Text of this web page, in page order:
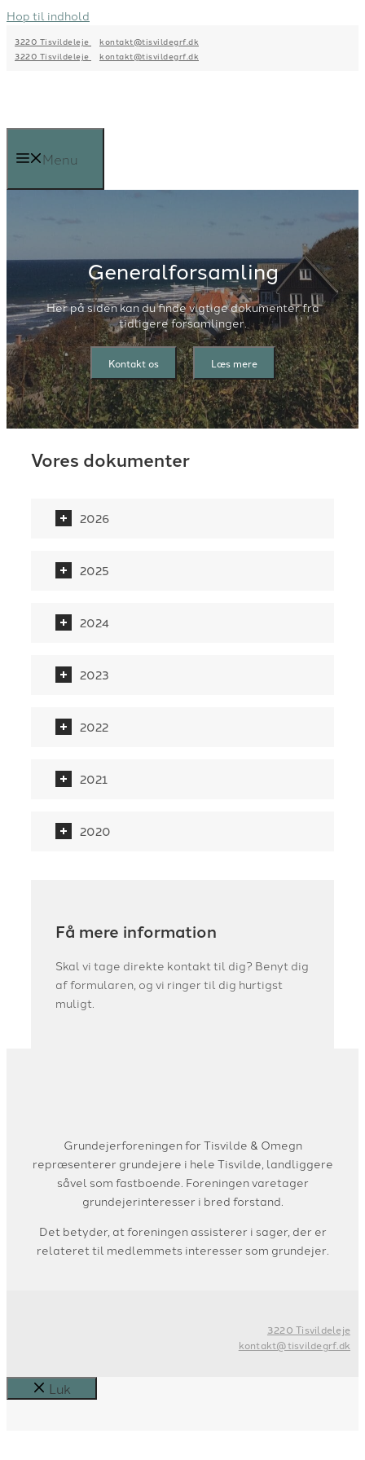
Hop til indhold
3220 Tisvildeleje
kontakt@tisvildegrf.dk
3220 Tisvildeleje
kontakt@tisvildegrf.dk
Menu
Generalforsamling
Her på siden kan du finde vigtige dokumenter fra
tidligere forsamlinger.
Kontakt os Læs mere
Vores dokumenter
2026
2025
2024
2023
2022
2021
2020
Få mere information
Skal vi tage direkte kontakt til dig? Benyt dig
af formularen, og vi ringer til dig hurtigst
muligt.
Grundejerforeningen for Tisvilde & Omegn
repræsenterer grundejere i hele Tisvilde, landliggere
såvel som fastboende. Foreningen varetager
grundejerinteresser i bred forstand.
Det betyder, at foreningen assisterer i sager, der er
relateret til medlemmets interesser som grundejer.
3220 Tisvildeleje
kontakt@tisvildegrf.dk
Luk